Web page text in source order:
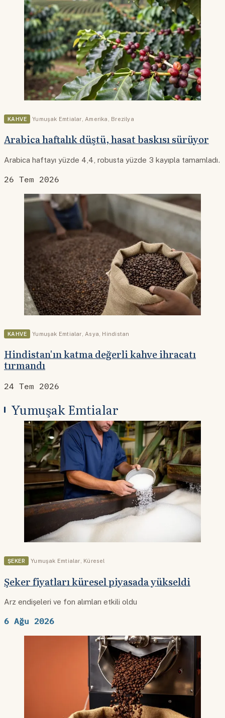
KAHVE Yumuşak Emtialar Amerika Brezilya
Arabica haftalık düştü, hasat baskısı sürüyor
Arabica haftayı yüzde 4,4, robusta yüzde 3 kayıpla tamamladı.
26 Tem 2026
KAHVE Yumuşak Emtialar Asya Hindistan
Hindistan'ın katma değerli kahve ihracatı
tırmandı
24 Tem 2026
Yumuşak Emtialar
ŞEKER Yumuşak Emtialar Küresel
Şeker fiyatları küresel piyasada yükseldi
Arz endişeleri ve fon alımları etkili oldu
6 Ağu 2026